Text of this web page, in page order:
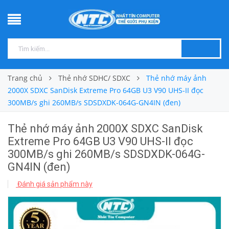
Trang chủ Thẻ nhớ SDHC/ SDXC
Thẻ nhớ máy ảnh
2000X SDXC SanDisk Extreme Pro 64GB U3 V90 UHS-II đọc
300MB/s ghi 260MB/s SDSDXDK-064G-GN4IN (đen)
Thẻ nhớ máy ảnh 2000X SDXC SanDisk
Extreme Pro 64GB U3 V90 UHS-II đọc
300MB/s ghi 260MB/s SDSDXDK-064G-
GN4IN (đen)
Đánh giá sản phẩm này